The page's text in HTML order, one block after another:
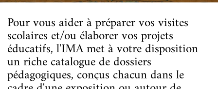
Pour vous aider à préparer vos visites
scolaires et/ou élaborer vos projets
éducatifs, l'IMA met à votre disposition
un riche catalogue de dossiers
pédagogiques, conçus chacun dans le